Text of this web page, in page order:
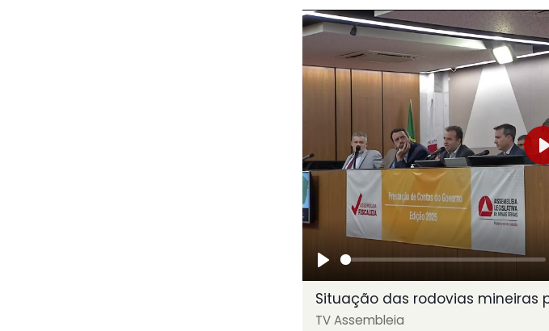
Play
Situação das rodovias mineiras
TV Assembleia